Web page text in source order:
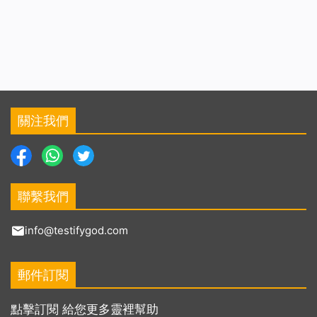
關注我們
聯繫我們
info@testifygod.com
郵件訂閱
點擊訂閱 給您更多靈裡幫助